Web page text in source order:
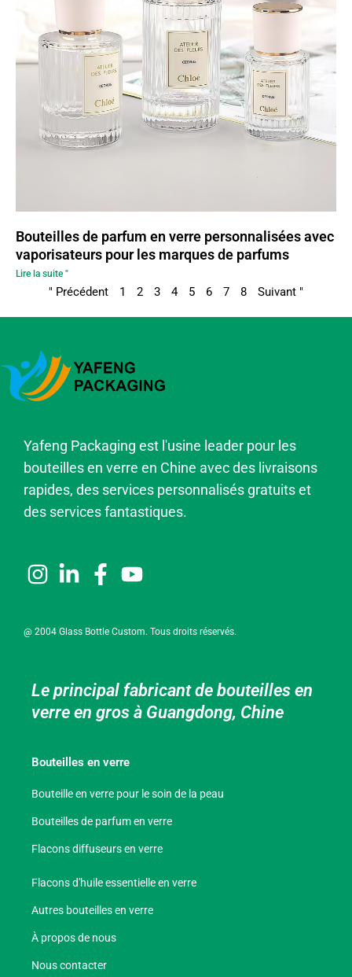
Bouteilles de parfum en verre personnalisées avec
vaporisateurs pour les marques de parfums
Lire la suite "
" Précédent 1 2 3 4 5 6 7 8 Suivant "
Yafeng Packaging est l'usine leader pour les
bouteilles en verre en Chine avec des livraisons
rapides, des services personnalisés gratuits et
des services fantastiques.
@ 2004 Glass Bottle Custom. Tous droits réservés.
Le principal fabricant de bouteilles en
verre en gros à Guangdong, Chine
Bouteilles en verre
Bouteille en verre pour le soin de la peau
Bouteilles de parfum en verre
Flacons diffuseurs en verre
Flacons d'huile essentielle en verre
Autres bouteilles en verre
À propos de nous
Nous contacter